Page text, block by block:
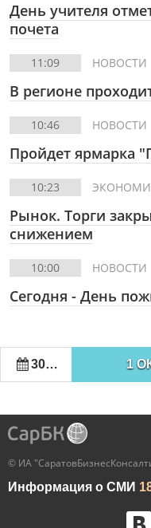
День учителя
почета
11:09 НОВОСТИ
В регионе
10:46 НОВОСТИ
Пройдет ярмарка
10:23
Рынок. Торги
снижением
10:00 НОВОСТИ
Сегодня - День
30 СЕНТЯБРЯ 2011 1
© ИА
Информация о СМИ